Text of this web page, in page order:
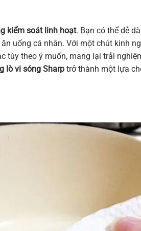
kiểm soát linh hoạt. Bạn có thể dễ
uống cá nhân. Với một chút kinh
tùy theo ý muốn, mang lại trải
lò vi sóng Sharp trở thành một lựa